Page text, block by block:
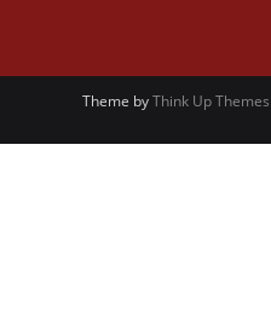
Theme byThink Up